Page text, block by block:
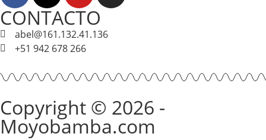
CONTACTO
abel@161.132.41.136
+51 942 678 266
Copyright © 2026 -
Moyobamba.com